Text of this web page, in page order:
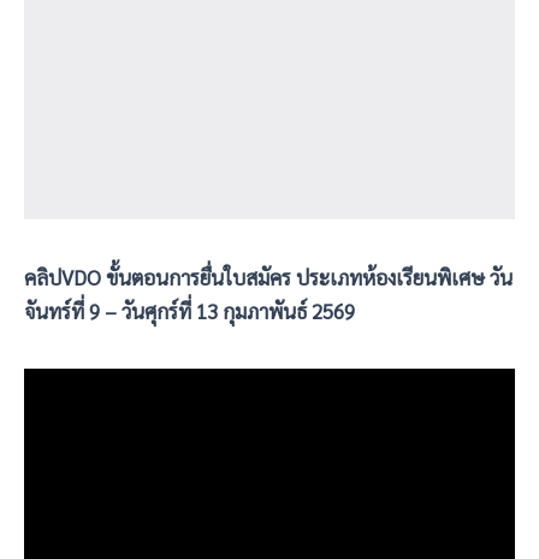
คลิปVDO ขั้นตอนการยื่นใบสมัคร ประเภทห้องเรียนพิเศษ วัน
จันทร์ที่ 9 – วันศุกร์ที่ 13 กุมภาพันธ์ 2569